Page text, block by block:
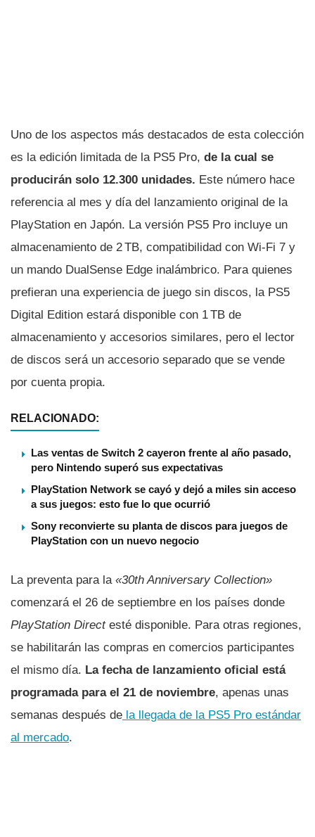
Uno de los aspectos más destacados de esta colección
es la edición limitada de la PS5 Pro, de la cual se
producirán solo 12.300 unidades. Este número hace
referencia al mes y día del lanzamiento original de la
PlayStation en Japón. La versión PS5 Pro incluye un
almacenamiento de 2 TB, compatibilidad con Wi-Fi 7 y
un mando DualSense Edge inalámbrico. Para quienes
prefieran una experiencia de juego sin discos, la PS5
Digital Edition estará disponible con 1 TB de
almacenamiento y accesorios similares, pero el lector
de discos será un accesorio separado que se vende
por cuenta propia.
RELACIONADO:
Las ventas de Switch 2 cayeron frente al año pasado,
pero Nintendo superó sus expectativas
PlayStation Network se cayó y dejó a miles sin acceso
a sus juegos: esto fue lo que ocurrió
Sony reconvierte su planta de discos para juegos de
PlayStation con un nuevo negocio
La preventa para la «30th Anniversary Collection»
comenzará el 26 de septiembre en los países donde
PlayStation Directesté disponible. Para otras regiones,
se habilitarán las compras en comercios participantes
el mismo día. La fecha de lanzamiento oficial está
programada para el 21 de noviembre, apenas unas
semanas después de la llegada de la PS5 Pro estándar
al mercado.